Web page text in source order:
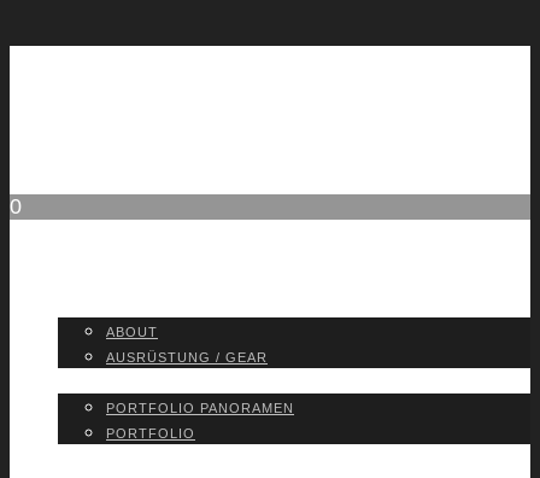
0
ABOUT
AUS­RÜS­TUNG / GEAR
PORT­FO­LIO PAN­ORA­MEN
PORT­FO­LIO